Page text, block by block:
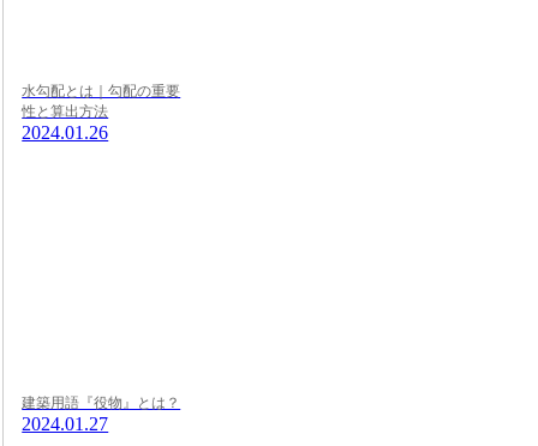
水勾配とは｜勾配の重要
性と算出方法
2024.01.26
建築用語『役物』とは？
2024.01.27